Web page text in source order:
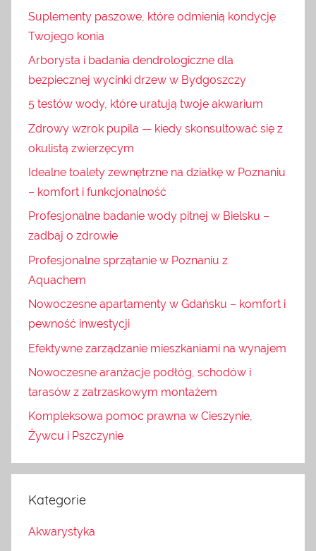
Suplementy paszowe, które odmienią kondycję
Twojego konia
Arborysta i badania dendrologiczne dla
bezpiecznej wycinki drzew w Bydgoszczy
5 testów wody, które uratują twoje akwarium
Zdrowy wzrok pupila — kiedy skonsultować się z
okulistą zwierzęcym
Idealne toalety zewnętrzne na działkę w Poznaniu
– komfort i funkcjonalność
Profesjonalne badanie wody pitnej w Bielsku –
zadbaj o zdrowie
Profesjonalne sprzątanie w Poznaniu z
Aquachem
Nowoczesne apartamenty w Gdańsku – komfort i
pewność inwestycji
Efektywne zarządzanie mieszkaniami na wynajem
Nowoczesne aranżacje podłóg, schodów i
tarasów z zatrzaskowym montażem
Kompleksowa pomoc prawna w Cieszynie,
Żywcu i Pszczynie
Kategorie
Akwarystyka